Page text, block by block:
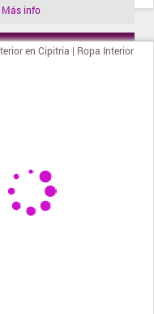
Más info
tienda